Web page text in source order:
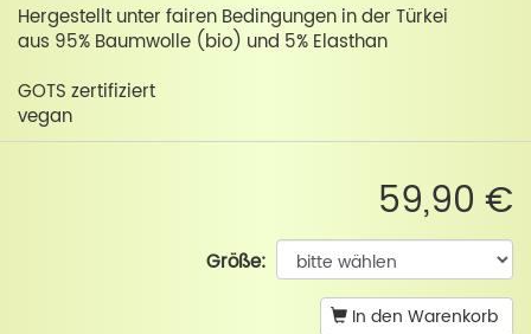
Hergestellt unter fairen Bedingungen in der Türkei
aus 95% Baumwolle (bio) und 5% Elasthan
GOTS zertifiziert
vegan
59,90 €
Größe:
In den Warenkorb